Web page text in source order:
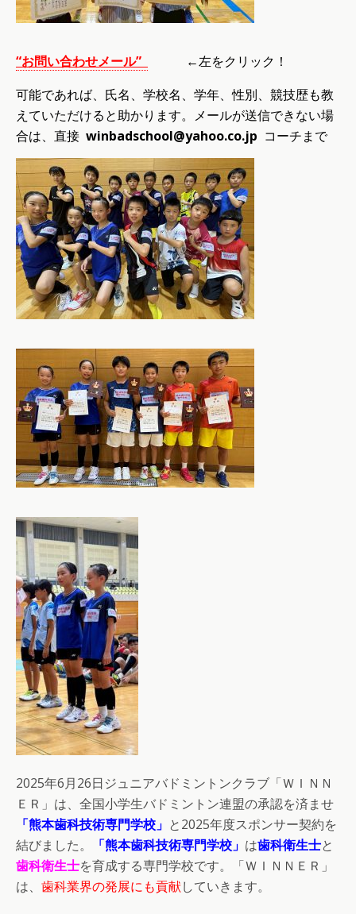
“お問い合わせメール”
←左をクリック！
可能であれば、氏名、学校名、学年、性別、競技歴も教
えていただけると助かります。メールが送信できない場
合は、直接 winbadschool@yahoo.co.jp コーチまで
2025年6月26日ジュニアバドミントンクラブ「ＷＩＮＮ
ＥＲ」は、全国小学生バドミントン連盟の承認を済ませ
「熊本歯科技術専門学校」 と2025年度スポンサー契約を
結びました。
「熊本歯科技術専門学校」 は歯科衛生士と
歯科衛生士を育成する専門学校です。「ＷＩＮＮＥＲ」
は、 歯科業界の発展にも貢献していきます。